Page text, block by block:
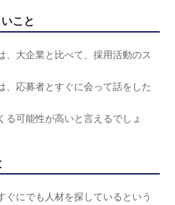
こと
、大企業と比べて、採用活動のス
、応募者とすぐに会って話をした
る可能性が高いと言えるでしょ
ぐにでも人材を探しているという